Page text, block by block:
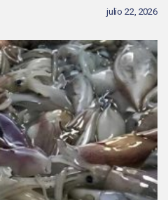
julio 22, 2026